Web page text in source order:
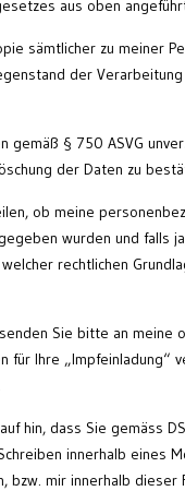
aus oben
sämtlicher zu meiner
der
gemäß § 750 ASVG
der Daten zu
ob meine
wurden und falls
rechtlichen
Sie bitte an meine
für Ihre „Impfeinladung“
hin, dass Sie gemäss
innerhalb eines
bzw. mir innerhalb dieser